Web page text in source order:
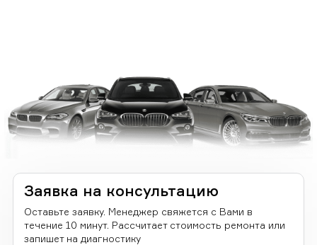
Заявка на консультацию
Оставьте заявку. Менеджер свяжется с Вами в
течение 10 минут. Рассчитает стоимость ремонта или
запишет на диагностику